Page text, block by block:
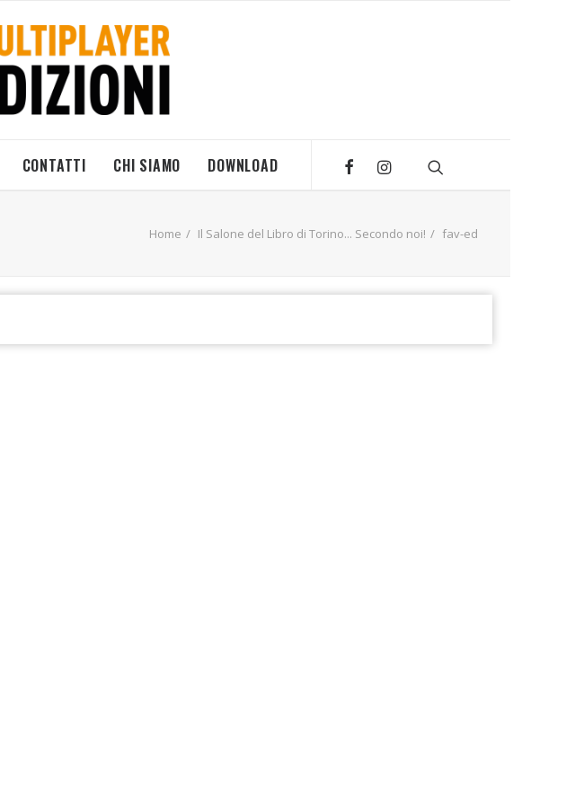
CONTATTI CHI SIAMO DOWNLOAD
Home Il Salone del Libro di Torino... Secondo noi! fav-ed